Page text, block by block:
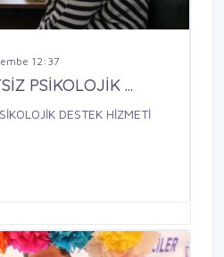
12:37
PSİKOLOJİK ...
DESTEK HİZMETİ